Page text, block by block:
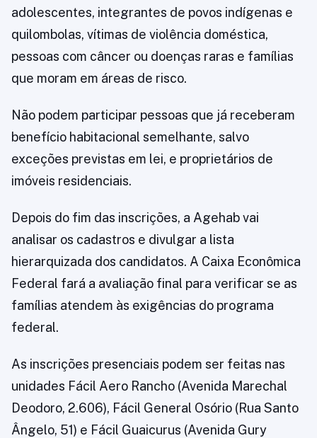
adolescentes, integrantes de povos indígenas e
quilombolas, vítimas de violência doméstica,
pessoas com câncer ou doenças raras e famílias
que moram em áreas de risco.
Não podem participar pessoas que já receberam
benefício habitacional semelhante, salvo
exceções previstas em lei, e proprietários de
imóveis residenciais.
Depois do fim das inscrições, a Agehab vai
analisar os cadastros e divulgar a lista
hierarquizada dos candidatos. A Caixa Econômica
Federal fará a avaliação final para verificar se as
famílias atendem às exigências do programa
federal.
As inscrições presenciais podem ser feitas nas
unidades Fácil Aero Rancho (Avenida Marechal
Deodoro, 2.606), Fácil General Osório (Rua Santo
Ângelo, 51) e Fácil Guaicurus (Avenida Gury